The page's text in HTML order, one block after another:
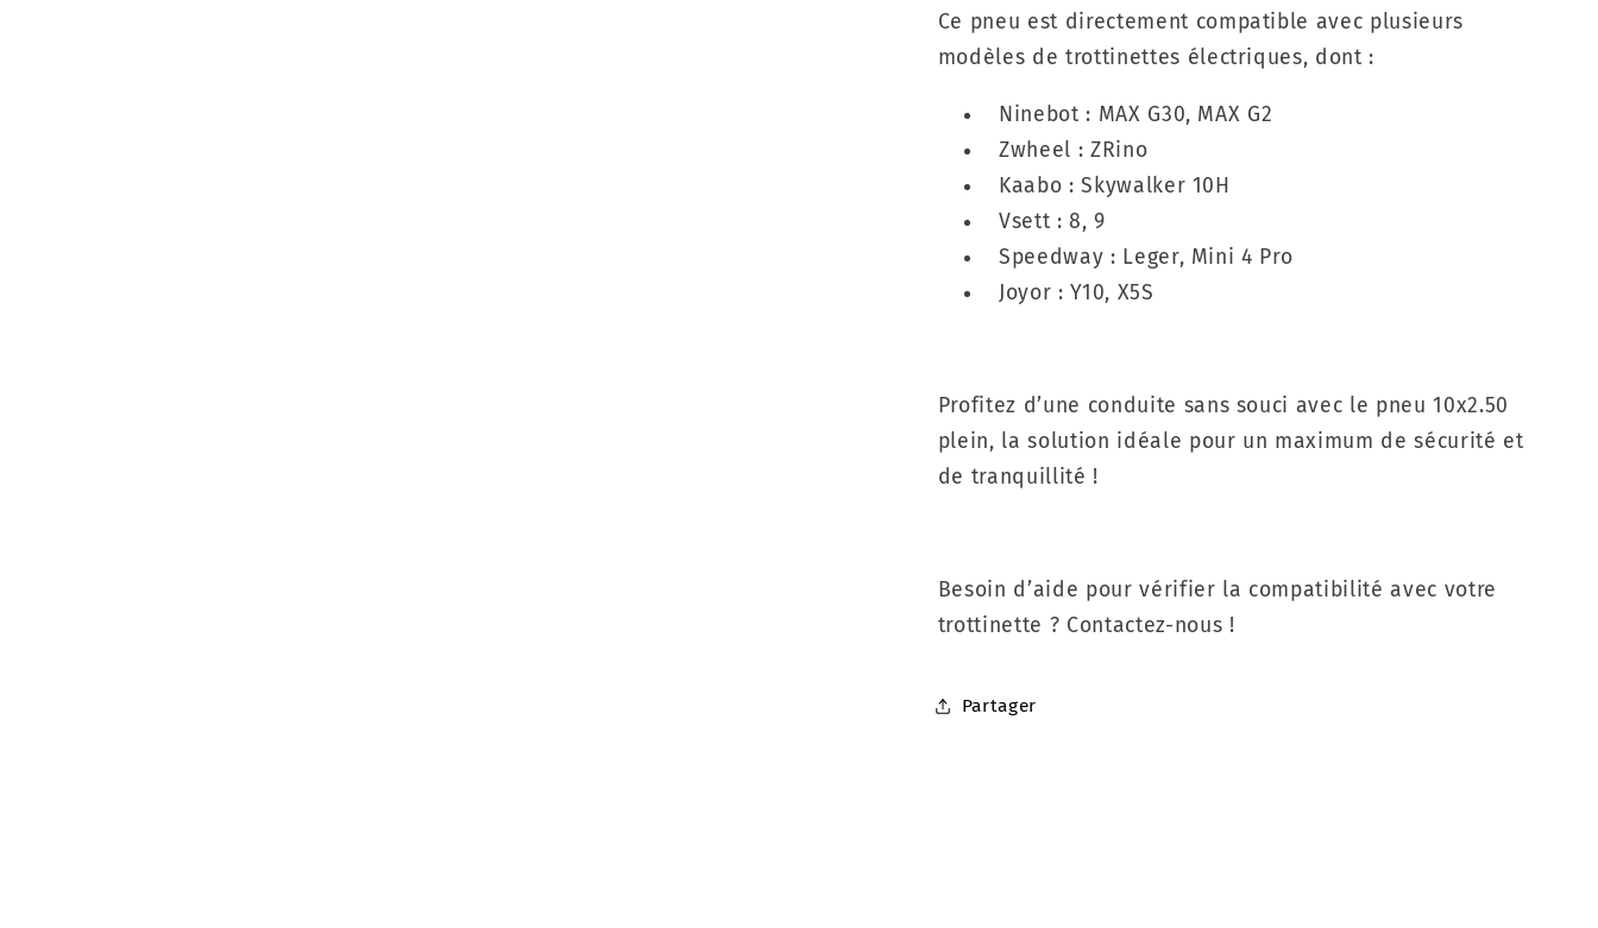
Ce pneu est directement compatible avec plusieurs
modèles de trottinettes électriques, dont :
Ninebot : MAX G30, MAX G2
Zwheel : ZRino
Kaabo : Skywalker 10H
Vsett : 8, 9
Speedway : Leger, Mini 4 Pro
Joyor : Y10, X5S
Profitez d’une conduite sans souci avec le pneu 10x2.50
plein, la solution idéale pour un maximum de sécurité et
de tranquillité !
Besoin d’aide pour vérifier la compatibilité avec votre
trottinette ? Contactez-nous !
Partager